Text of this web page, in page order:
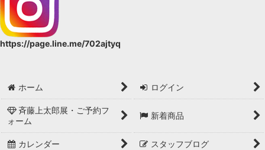
https://page.line.me/702ajtyq
ホーム ログイン
斉藤上太郎展・ご予約フ
ォーム
新着商品
カレンダー スタッフブログ